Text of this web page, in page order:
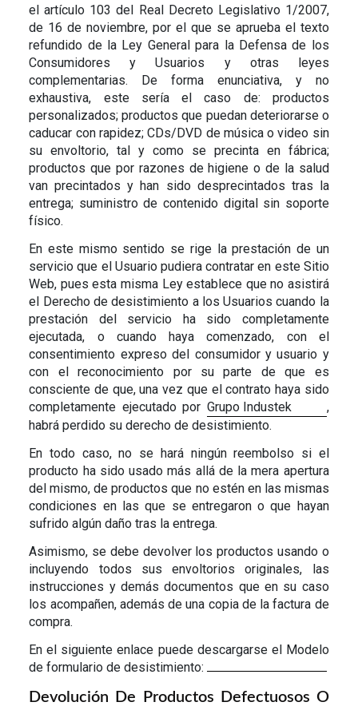
el artículo 103 del Real Decreto Legislativo 1/2007,
de 16 de noviembre, por el que se aprueba el texto
refundido de la Ley General para la Defensa de los
Consumidores y Usuarios y otras leyes
complementarias. De forma enunciativa, y no
exhaustiva, este sería el caso de: productos
personalizados; productos que puedan deteriorarse o
caducar con rapidez; CDs/DVD de música o video sin
su envoltorio, tal y como se precinta en fábrica;
productos que por razones de higiene o de la salud
van precintados y han sido desprecintados tras la
entrega; suministro de contenido digital sin soporte
físico.
En este mismo sentido se rige la prestación de un
servicio que el Usuario pudiera contratar en este Sitio
Web, pues esta misma Ley establece que no asistirá
el Derecho de desistimiento a los Usuarios cuando la
prestación del servicio ha sido completamente
ejecutada, o cuando haya comenzado, con el
consentimiento expreso del consumidor y usuario y
con el reconocimiento por su parte de que es
consciente de que, una vez que el contrato haya sido
completamente ejecutado por Grupo Industek
,
habrá perdido su derecho de desistimiento.
En todo caso, no se hará ningún reembolso si el
producto ha sido usado más allá de la mera apertura
del mismo, de productos que no estén en las mismas
condiciones en las que se entregaron o que hayan
sufrido algún daño tras la entrega.
Asimismo, se debe devolver los productos usando o
incluyendo todos sus envoltorios originales, las
instrucciones y demás documentos que en su caso
los acompañen, además de una copia de la factura de
compra.
En el siguiente enlace puede descargarse el Modelo
de formulario de desistimiento:
Devolución De Productos Defectuosos O